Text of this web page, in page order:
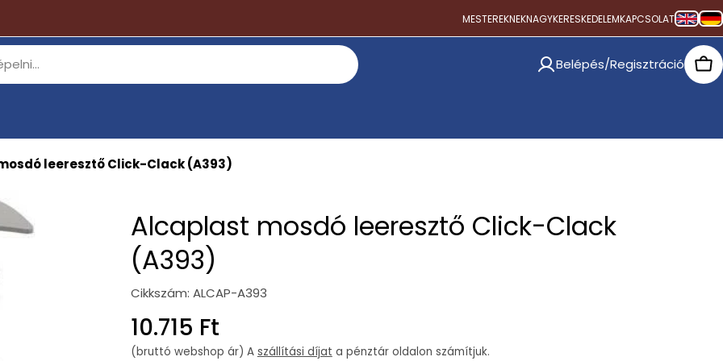
MESTEREKNEKNAGYKERESKEDELEMKAPCSOLAT
Belépés/Regisztráció
leeresztő Click-Clack (A393)
Alcaplast mosdó leeresztő Click-Clack
(A393)
Cikkszám: ALCAP-A393
Regular
10.715 Ft
(bruttó webshop ár) A szállítási díjat a pénztár oldalon számítjuk.